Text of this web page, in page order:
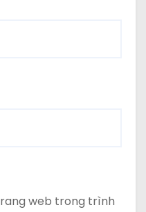
web trong trình